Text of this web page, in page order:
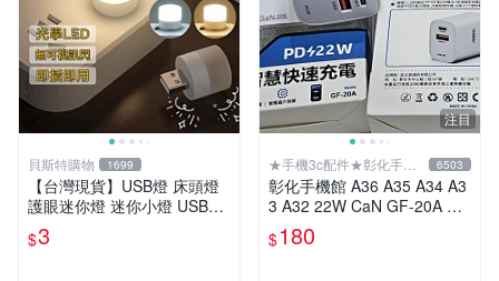
貝斯特購物 1699
【台灣現貨】USB燈 床頭燈
護眼迷你燈 迷你小燈 USB小
燈 宿舍燈 夜燈 USB夜燈 暖
光燈 白光燈 小夜燈
$3
注目
★手機3c配件★彰化手機
館
6503
彰化手機館 A36 A35 A34 A3
3 A32 22W CaN GF-20A 充
電器 快充 PD頭 A22 三星
$180